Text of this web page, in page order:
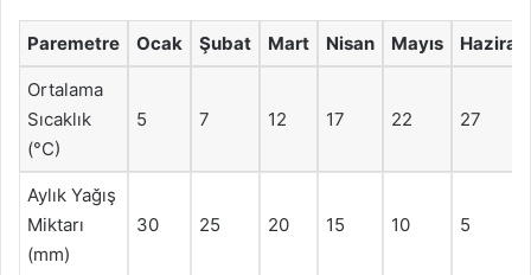
Paremetre Ocak Şubat Mart Nisan Mayıs Haziran
Ortalama
Sıcaklık
(°C)
5 7 12 17 22 27
Aylık Yağış
Miktarı
(mm)
30 25 20 15 10 5